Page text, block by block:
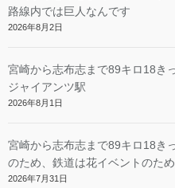
路線内では巨人なんです
2026年8月2日
宮崎から志布志まで89キロ18き
ジャイアンツ駅
2026年8月1日
宮崎から志布志まで89キロ18き
のため、鉄道は花イベントのため
2026年7月31日